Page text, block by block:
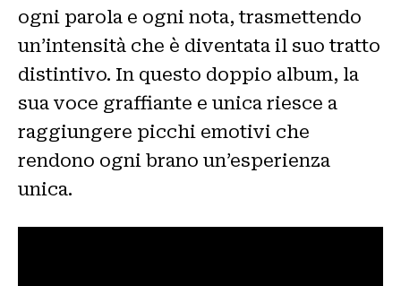
ogni parola e ogni nota, trasmettendo
un’intensità che è diventata il suo tratto
distintivo. In questo doppio album, la
sua voce graffiante e unica riesce a
raggiungere picchi emotivi che
rendono ogni brano un’esperienza
unica.